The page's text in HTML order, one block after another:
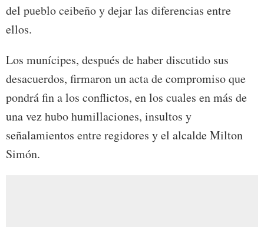
del pueblo ceibeño y dejar las diferencias entre
ellos.
Los munícipes, después de haber discutido sus
desacuerdos, firmaron un acta de compromiso que
pondrá fin a los conflictos, en los cuales en más de
una vez hubo humillaciones, insultos y
señalamientos entre regidores y el alcalde Milton
Simón.